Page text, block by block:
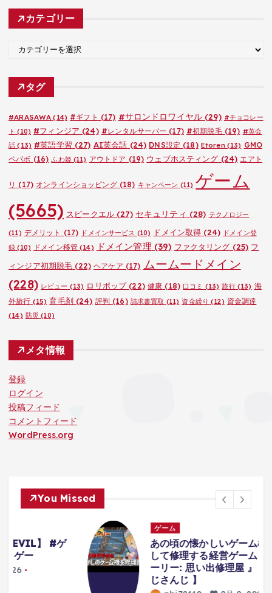
カ
カテゴリー
ゴ
タグ
#ARASAWA (14) #ギフト (17) #サロンドロワイヤル(29) #チョコレー
ト (10) #フィンジア (24) #レンタルサーバー (17) #初期脱毛(19) #英会
話 (13) #英語学習 (27) AI英会話 (24) DNS設定 (18) Etoren(13) GMO
ペパボ (16) ふわ姫(11) アウトドア (19) ウェブホスティング (24) エアト
リ (17) オンラインショッピング(18) キャンペーン (11) ゲーム
(5665) スピークエル(27) セキュリティ (28) テクノロジー
(11) デメリット (17) ドメインサービス (10) ドメイン取得 (24) ドメイン登
録 (10) ドメイン移管(14) ドメイン管理 (39) ファクタリング (25) フ
ィンジア初期脱毛 (22) ヘアケア (17) ムームードメイン
(228) レビュー (13) ロリポップ(22) 健康 (18) 口コミ (13) 旅行(13) 海
外旅行 (15) 育毛剤(24) 評判 (16) 請求書買取 (11) 資金繰り (12) 資金調達
(14) 防災 (10)
メタ情報
登録
ログイン
投稿フィード
コメントフィード
WordPress.org
You Missed
ゲーム
あの頃の懐かしいゲーム機たちを解体
して修理する経営ゲーム『 リ・スト
ーリー: 思い出修理屋 』【 エビオ/に
じさんじ 】